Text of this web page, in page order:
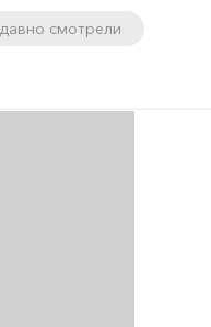
смотрели